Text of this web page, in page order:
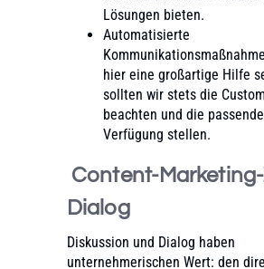
Lösungen bieten.
Automatisierte
hier eine großartige Hilfe
sollten wir stets die
beachten und die
Verfügung stellen.
Content-
Dialog
Diskussion und Dialog haben
unternehmerischen Wert: den